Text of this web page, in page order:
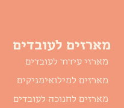
מארזים לעובדים
מארזי עידוד לעובדים
מארזים למילואימניקים
מארזים לחנוכה לעובדים